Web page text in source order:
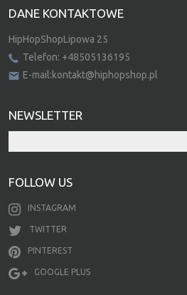
DANE KONTAKTOWE
HipHopShopLipowa 25
Telefon: +48505136195
E-mail:kontakt@hiphopshop.pl
NEWSLETTER
FOLLOW US
INSTAGRAM
TWITTER
PINTEREST
GOOGLE PLUS